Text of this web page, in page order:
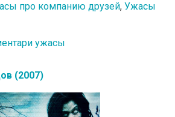
про компанию друзей, Ужасы
ужасы
(2007)